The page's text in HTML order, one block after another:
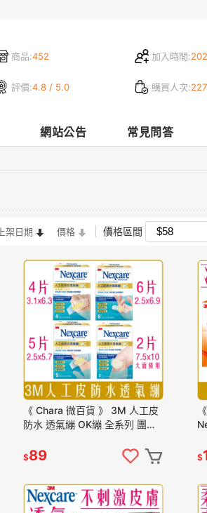
商品:452 加入時間:
評價:4.8 / 5.0 購買人次:
網站公告 常見問答
上架日期 價格 價格區間
《 Chara 微百貨 》 3M 人工皮
防水 透氣繃 OK繃 全系列 團購
$89 $